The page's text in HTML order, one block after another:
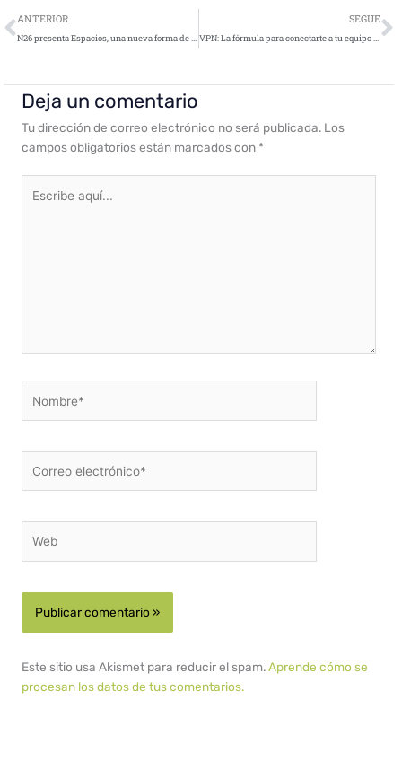
Ant
ANTERIOR
N26 presenta ​Espacios​, una nueva forma de organizar y ahorrar dinero con máxima flexibilidad
SEGUE
VPN: La fórmula para conectarte a tu equipo de forma remota y segura
Deja un comentario
Tu dirección de correo electrónico no será publicada. Los
campos obligatorios están marcados con *
aquí...
electrónico*
Este sitio usa Akismet para reducir el spam.Aprende cómo se
procesan los datos de tus comentarios.